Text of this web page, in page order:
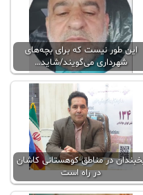
این طور نیست که برای بچه‌های
شهرداری می‌گویند/شاید…
در مناطق کوهستانی کاشان
در راه است